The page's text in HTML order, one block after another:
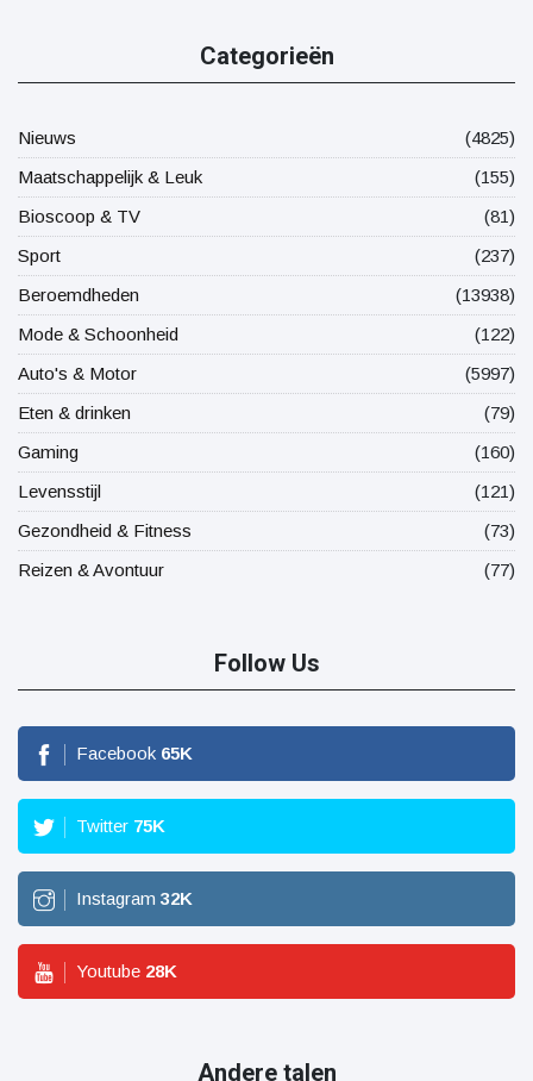
Categorieën
Nieuws
(4825)
Maatschappelijk & Leuk
(155)
Bioscoop & TV
(81)
Sport
(237)
Beroemdheden
(13938)
Mode & Schoonheid
(122)
Auto's & Motor
(5997)
Eten & drinken
(79)
Gaming
(160)
Levensstijl
(121)
Gezondheid & Fitness
(73)
Reizen & Avontuur
(77)
Follow Us
Facebook 65K
Twitter 75K
Instagram 32K
Youtube 28K
Andere talen